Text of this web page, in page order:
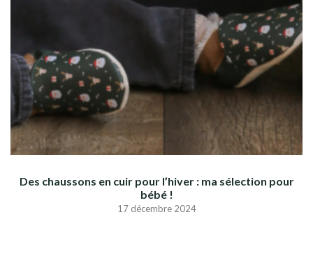
Des chaussons en cuir pour l’hiver : ma sélection pour
bébé !
17 décembre 2024